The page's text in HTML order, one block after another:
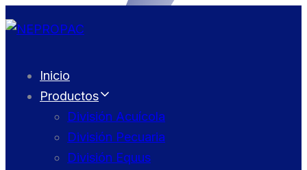
links
navigation
Skip
Inicio
Productos
División Acuícola
División Pecuaria
División Equus